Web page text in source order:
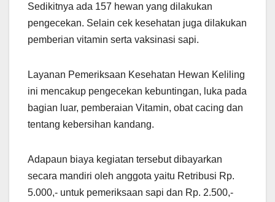
Sedikitnya ada 157 hewan yang dilakukan
pengecekan. Selain cek kesehatan juga dilakukan
pemberian vitamin serta vaksinasi sapi.
Layanan Pemeriksaan Kesehatan Hewan Keliling
ini mencakup pengecekan kebuntingan, luka pada
bagian luar, pemberaian Vitamin, obat cacing dan
tentang kebersihan kandang.
Adapaun biaya kegiatan tersebut dibayarkan
secara mandiri oleh anggota yaitu Retribusi Rp.
5.000,- untuk pemeriksaan sapi dan Rp. 2.500,-